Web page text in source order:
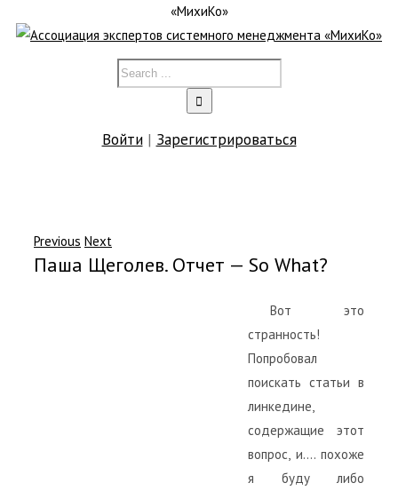
Войти| Зарегистрироваться
Previous Next
Паша Щеголев. Отчет — So What?
Вот это
странность!
Попробовал
поискать статьи в
линкедине,
содержащие этот
вопрос, и…. похоже
я буду либо